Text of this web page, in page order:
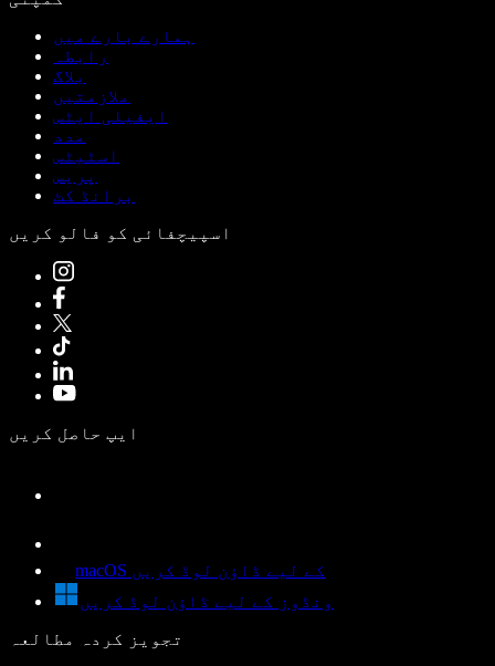
ہمارے بارے میں
رابطہ
بلاگ
ملازمتیں
ایفیلی ایٹس
مدد
اسٹیٹس
پریس
برانڈ کٹ
اسپیچفائی کو فالو کریں
ایپ حاصل کریں
macOS کے لیے ڈاؤن لوڈ کریں
ونڈوز کے لیے ڈاؤن لوڈ کریں
تجویز کردہ مطالعہ